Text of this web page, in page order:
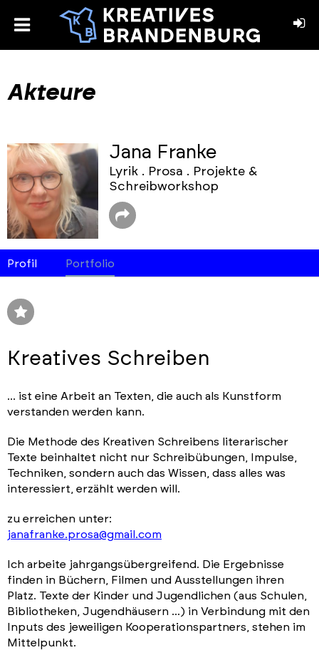
toggle
Akteure
Jana Franke
Lyrik . Prosa . Projekte &
Schreibworkshop
Profil Portfolio
Kreatives Schreiben
... ist eine Arbeit an Texten, die auch als Kunstform
verstanden werden kann.
Die Methode des Kreativen Schreibens literarischer
Texte beinhaltet nicht nur Schreibübungen, Impulse,
Techniken, sondern auch das Wissen, dass alles was
interessiert, erzählt werden will.
zu erreichen unter:
janafranke.prosa@gmail.com
Ich arbeite jahrgangsübergreifend. Die Ergebnisse
finden in Büchern, Filmen und Ausstellungen ihren
Platz. Texte der Kinder und Jugendlichen (aus Schulen,
Bibliotheken, Jugendhäusern ...) in Verbindung mit den
Inputs des jeweiligen Kooperationspartners, stehen im
Mittelpunkt.